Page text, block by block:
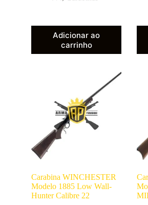
Adicionar ao
carrinho
Carabina WINCHESTER
Modelo 1885 Low Wall-
Hunter Calibre 22